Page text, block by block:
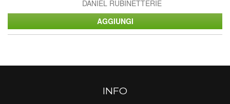
DANIEL RUBINETTERIE
INFO